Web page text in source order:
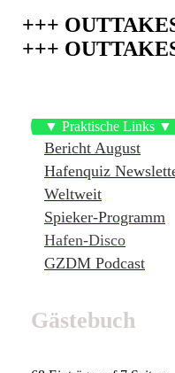
+++
+++
▼ Praktische Links ▼
Bericht August
Hafenquiz
Weltweit
Spieker-Programm
Hafen-Disco
GZDM Podcast
Gästebuch